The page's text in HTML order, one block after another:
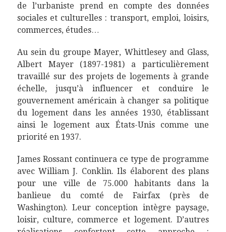
de l’urbaniste prend en compte des données
sociales et culturelles : transport, emploi, loisirs,
commerces, études…
Au sein du groupe Mayer, Whittlesey and Glass,
Albert Mayer (1897-1981) a particulièrement
travaillé sur des projets de logements à grande
échelle, jusqu’à influencer et conduire le
gouvernement américain à changer sa politique
du logement dans les années 1930, établissant
ainsi le logement aux États-Unis comme une
priorité en 1937.
James Rossant continuera ce type de programme
avec William J. Conklin. Ils élaborent des plans
pour une ville de 75.000 habitants dans la
banlieue du comté de Fairfax (près de
Washington). Leur conception intègre paysage,
loisir, culture, commerce et logement. D’autres